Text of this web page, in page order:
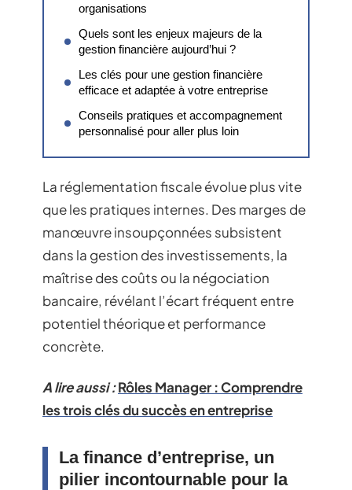
organisations
Quels sont les enjeux majeurs de la
gestion financière aujourd’hui ?
Les clés pour une gestion financière
efficace et adaptée à votre entreprise
Conseils pratiques et accompagnement
personnalisé pour aller plus loin
La réglementation fiscale évolue plus vite
que les pratiques internes. Des marges de
manœuvre insoupçonnées subsistent
dans la gestion des investissements, la
maîtrise des coûts ou la négociation
bancaire, révélant l’écart fréquent entre
potentiel théorique et performance
concrète.
A lire aussi :Rôles Manager : Comprendre
les trois clés du succès en entreprise
La finance d’entreprise, un
pilier incontournable pour la